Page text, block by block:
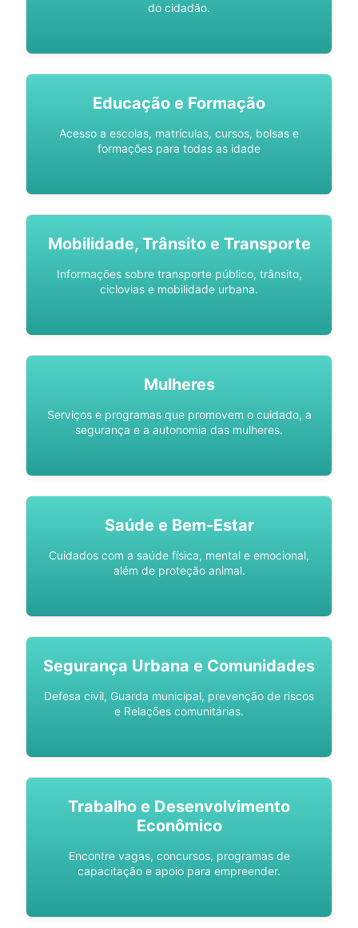
do cidadão.
Educação e Formação
Acesso a escolas, matrículas, cursos, bolsas e
formações para todas as idade
Mobilidade, Trânsito e Transporte
Informações sobre transporte público, trânsito,
ciclovias e mobilidade urbana.
Mulheres
Serviços e programas que promovem o cuidado, a
segurança e a autonomia das mulheres.
Saúde e Bem-Estar
Cuidados com a saúde física, mental e emocional,
além de proteção animal.
Segurança Urbana e Comunidades
Defesa civil, Guarda municipal, prevenção de riscos
e Relações comunitárias.
Trabalho e Desenvolvimento
Econômico
Encontre vagas, concursos, programas de
capacitação e apoio para empreender.